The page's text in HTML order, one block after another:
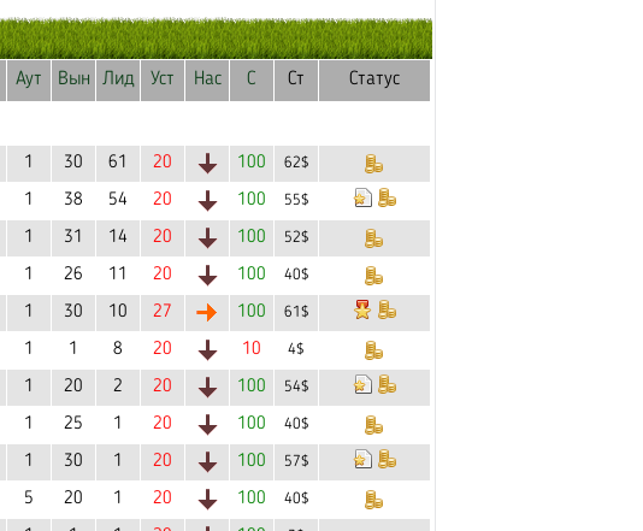
Аут Вын Лид Уст Нас С Ст Статус
1 30 61 20 100 62$
1 38 54 20 100 55$
1 31 14 20 100 52$
1 26 11 20 100 40$
1 30 10 27 100 61$
1 1 8 20 10 4$
1 20 2 20 100 54$
1 25 1 20 100 40$
1 30 1 20 100 57$
5 20 1 20 100 40$